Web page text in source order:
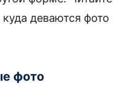
деваются фото
фото